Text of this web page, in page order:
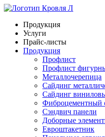
Продукция
Услуги
Прайс-листы
Продукция
Профлист
Профлист
Металлочерепица
Сайдинг
Сайдинг
Фиброцементный
Сэндвич панели
Доборные
Евроштакетник